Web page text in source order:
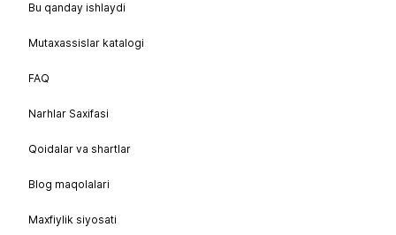
Bu qanday ishlaydi
Mutaxassislar katalogi
FAQ
Narhlar Saxifasi
Qoidalar va shartlar
Blog maqolalari
Maxfiylik siyosati